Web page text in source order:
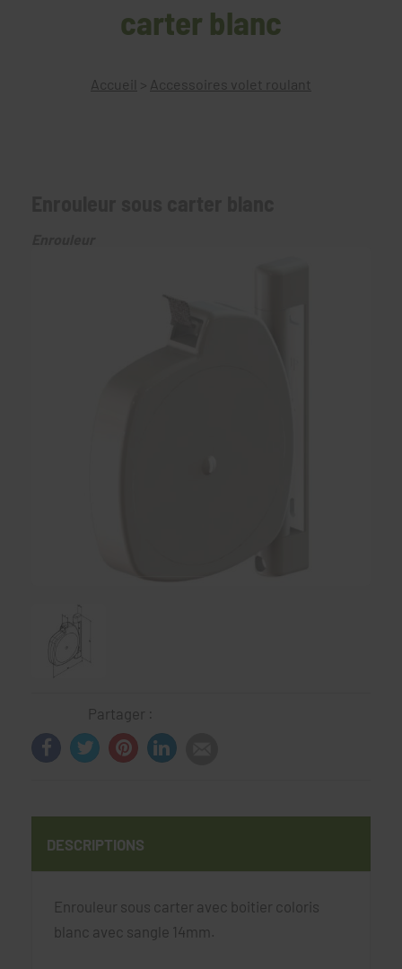
carter blanc
Accueil > Accessoires volet roulant
Partager :
DESCRIPTIONS
Enrouleur sous carter avec boitier coloris
blanc avec sangle 14mm.